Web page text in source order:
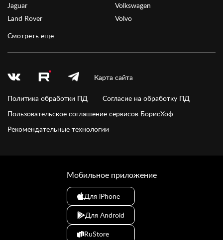
Jaguar
Land Rover
Volkswagen
Volvo
Смотреть еще
Карта сайта
Политика обработки ПД
Согласие на обработку ПД
Пользовательское соглашение сервисов БорисХоф
Рекомендательные технологии
Мобильное приложение
Для iPhone
Для Android
RuStore